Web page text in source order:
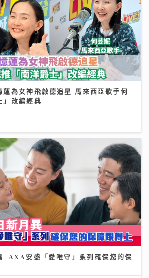
蓮為女神飛啟德追星 馬來西亞歌手何
」改編經典
AXA安盛「愛唯守」系列確保您的保